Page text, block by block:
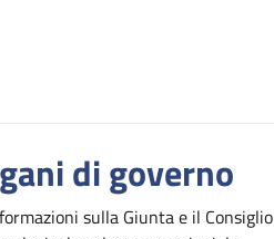
di governo
sulla Giunta e il Consiglio